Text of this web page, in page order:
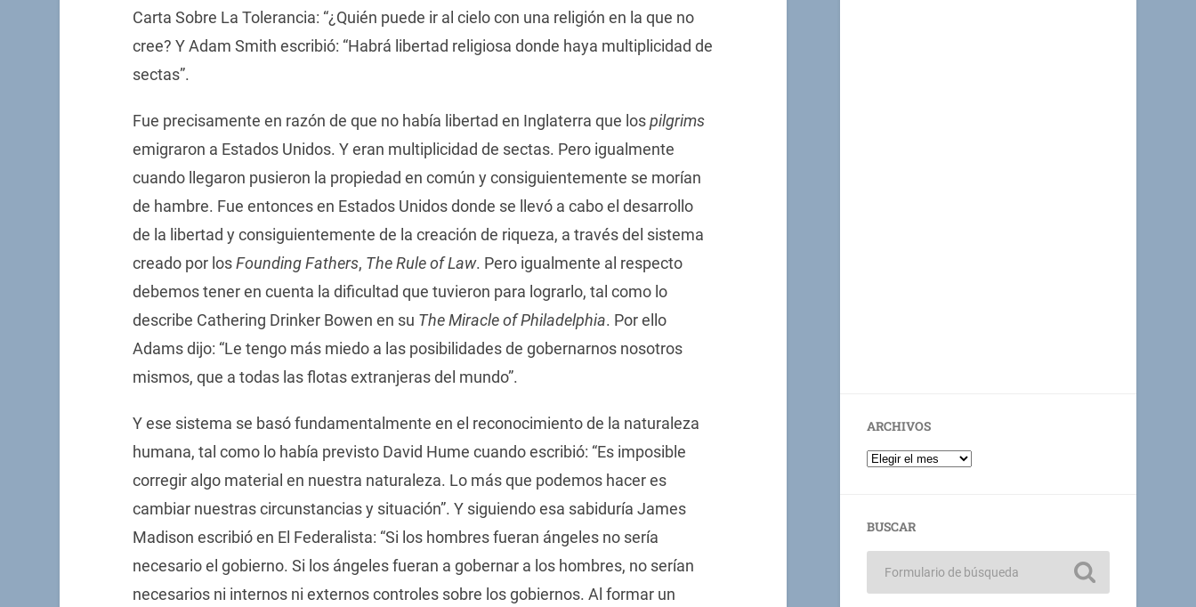
Carta Sobre La Tolerancia: “¿Quién puede ir al cielo con una religión en la que no
cree? Y Adam Smith escribió: “Habrá libertad religiosa donde haya multiplicidad de
sectas”.
Fue precisamente en razón de que no había libertad en Inglaterra que lospilgrims
emigraron a Estados Unidos. Y eran multiplicidad de sectas. Pero igualmente
cuando llegaron pusieron la propiedad en común y consiguientemente se morían
de hambre. Fue entonces en Estados Unidos donde se llevó a cabo el desarrollo
de la libertad y consiguientemente de la creación de riqueza, a través del sistema
creado por losFounding Fathers, The Rule of Law. Pero igualmente al respecto
debemos tener en cuenta la dificultad que tuvieron para lograrlo, tal como lo
describe Cathering Drinker Bowen en su The Miracle of Philadelphia. Por ello
Adams dijo: “Le tengo más miedo a las posibilidades de gobernarnos nosotros
mismos, que a todas las flotas extranjeras del mundo”.
Y ese sistema se basó fundamentalmente en el reconocimiento de la naturaleza
humana, tal como lo había previsto David Hume cuando escribió: “Es imposible
corregir algo material en nuestra naturaleza. Lo más que podemos hacer es
cambiar nuestras circunstancias y situación”. Y siguiendo esa sabiduría James
Madison escribió en El Federalista: “Si los hombres fueran ángeles no sería
necesario el gobierno. Si los ángeles fueran a gobernar a los hombres, no serían
necesarios ni internos ni externos controles sobre los gobiernos. Al formar un
ARCHIVOS
BUSCAR